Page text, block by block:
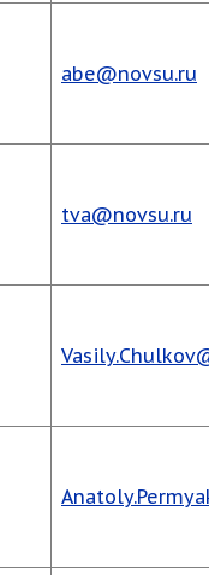
abe@novsu.ru
tva@novsu.ru